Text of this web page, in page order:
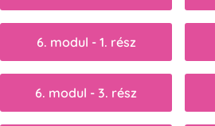
6. modul - 1. rész
6. modul - 3. rész